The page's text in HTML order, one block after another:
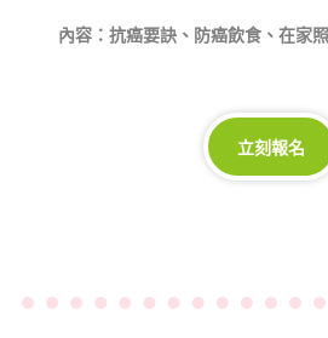
內容：抗癌要訣、防癌飲食、在家
立刻報名